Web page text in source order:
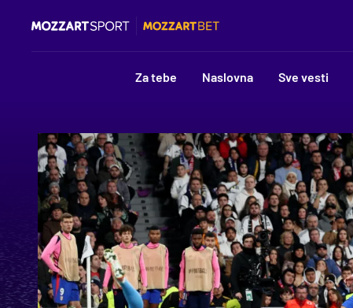
Za tebe Naslovna Sve vesti